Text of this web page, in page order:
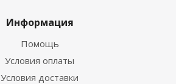
Информация
Помощь
Условия оплаты
Условия доставки